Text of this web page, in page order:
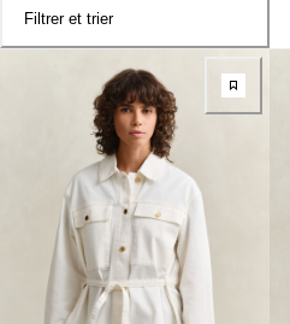
Filtrer et trier